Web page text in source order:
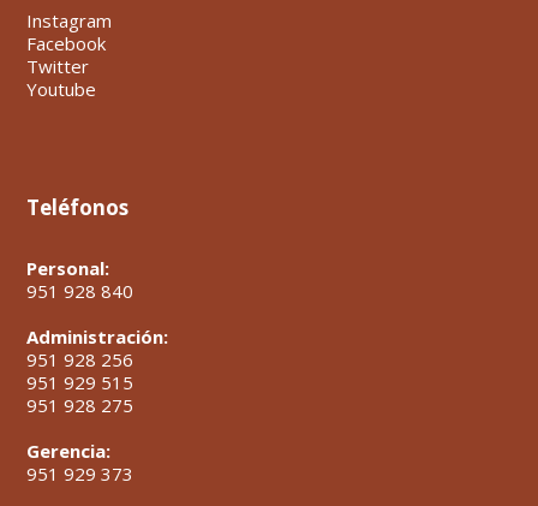
Instagram
Facebook
Twitter
Youtube
Teléfonos
Personal:
951 928 840
Administración:
951 928 256
951 929 515
951 928 275
Gerencia:
951 929 373